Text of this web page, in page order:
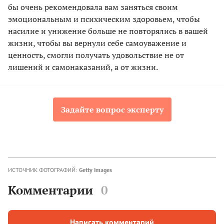
бы очень рекомендовала вам заняться своим
эмоциональным и психическим здоровьем, чтобы
насилие и унижение больше не повторялись в вашей
жизни, чтобы вы вернули себе самоуважение и
ценность, смогли получать удовольствие не от
лишений и самонаказаний, а от жизни.
Задайте вопрос эксперту
ИСТОЧНИК ФОТОГРАФИЙ: Getty Images
Комментарии 0